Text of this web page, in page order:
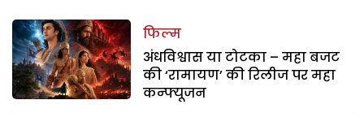
फिल्म
अंधविश्वास या टोटका – महा बजट
की ‘रामायण’ की रिलीज पर महा
कन्फ्यूजन